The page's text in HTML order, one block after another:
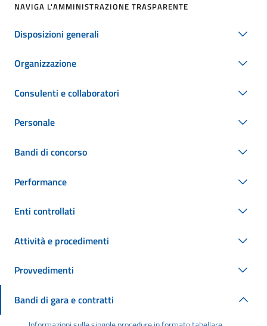
NAVIGA L'AMMINISTRAZIONE TRASPARENTE
Disposizioni generali
Organizzazione
Consulenti e collaboratori
Personale
Bandi di concorso
Performance
Enti controllati
Attività e procedimenti
Provvedimenti
Bandi di gara e contratti